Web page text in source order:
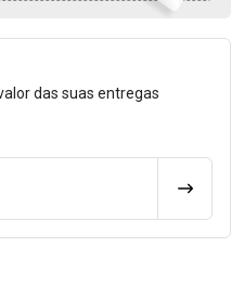
o Frete
das suas entregas